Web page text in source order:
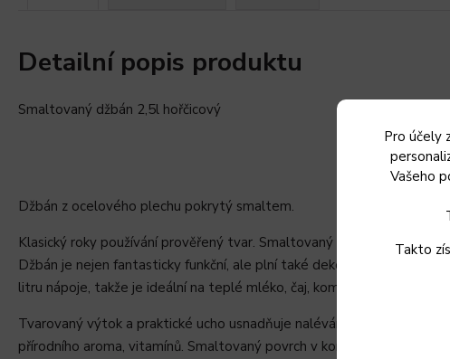
Pro účely
Vašeho
Takto
Detailní popis produktu
Smaltovaný džbán 2,5l hořčicový
Džbán z ocelového plechu pokrytý smaltem.
Klasický roky používání prověřený tvar. Smaltovaný povrch ověřený
Džbán je nejen fantasticky funkční, ale plní také dekorativní účely. Je
litru nápoje, takže je ideální na teplé mléko, čaj, kompot nebo čerstvě
Tvarovaný výtok a praktické ucho usnadňuje nalévání do hrnků.
přírodního aroma, vitamínů. Smaltovaný povrch v kombinaci s